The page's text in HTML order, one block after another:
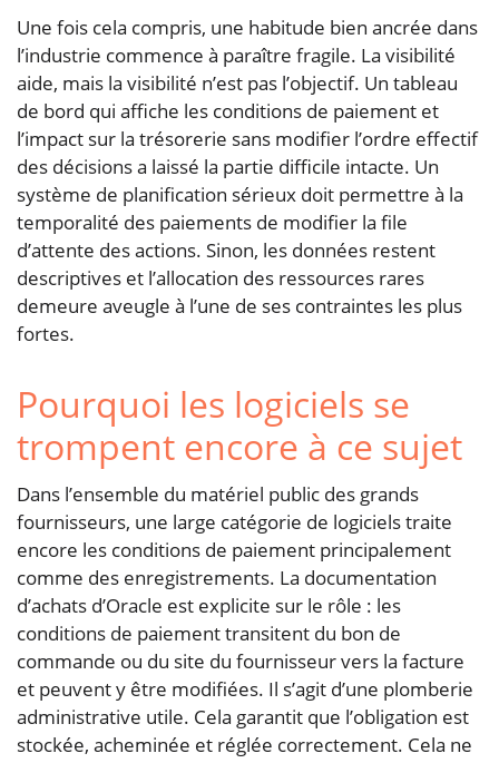
Une fois cela compris, une habitude bien ancrée dans
l’industrie commence à paraître fragile. La visibilité
aide, mais la visibilité n’est pas l’objectif. Un tableau
de bord qui affiche les conditions de paiement et
l’impact sur la trésorerie sans modifier l’ordre effectif
des décisions a laissé la partie difficile intacte. Un
système de planification sérieux doit permettre à la
temporalité des paiements de modifier la file
d’attente des actions. Sinon, les données restent
descriptives et l’allocation des ressources rares
demeure aveugle à l’une de ses contraintes les plus
fortes.
Pourquoi les logiciels se
trompent encore à ce sujet
Dans l’ensemble du matériel public des grands
fournisseurs, une large catégorie de logiciels traite
encore les conditions de paiement principalement
comme des enregistrements. La documentation
d’achats d’Oracle est explicite sur le rôle : les
conditions de paiement transitent du bon de
commande ou du site du fournisseur vers la facture
et peuvent y être modifiées. Il s’agit d’une plomberie
administrative utile. Cela garantit que l’obligation est
stockée, acheminée et réglée correctement. Cela ne